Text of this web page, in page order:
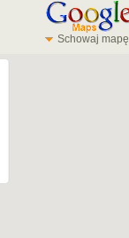
Schowaj mapę